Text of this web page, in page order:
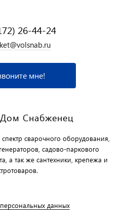
26-44-24
мне!
Снабженец
сварочного оборудования,
садово-паркового
а так же сантехники, крепежа и
данных